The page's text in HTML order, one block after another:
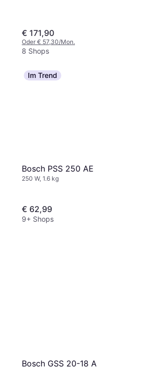
€ 171,90
Oder € 57,30/Mon.
8 Shops
Im Trend
Bosch PSS 250 AE
250 W, 1.6 kg
€ 62,99
9+ Shops
Bosch GSS 20-18 A